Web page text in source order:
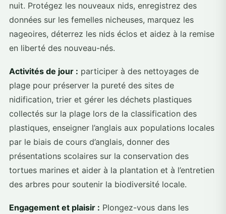
nuit. Protégez les nouveaux nids, enregistrez des
données sur les femelles nicheuses, marquez les
nageoires, déterrez les nids éclos et aidez à la remise
en liberté des nouveau-nés.
Activités de jour : participer à des nettoyages de
plage pour préserver la pureté des sites de
nidification, trier et gérer les déchets plastiques
collectés sur la plage lors de la classification des
plastiques, enseigner l’anglais aux populations locales
par le biais de cours d’anglais, donner des
présentations scolaires sur la conservation des
tortues marines et aider à la plantation et à l’entretien
des arbres pour soutenir la biodiversité locale.
Engagement et plaisir : Plongez-vous dans les